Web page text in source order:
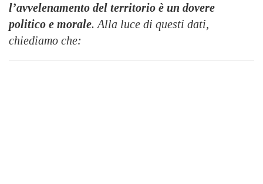
l’avvelenamento del territorio è un dovere
politico e morale. Alla luce di questi dati,
chiediamo che: